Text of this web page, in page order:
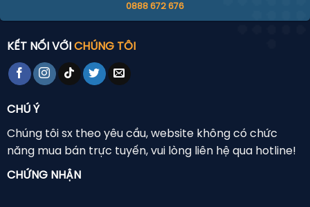
0888 672 676
KẾT NỐI VỚI CHÚNG TÔI
CHÚ Ý
Chúng tôi sx theo yêu cầu, website không có chức
năng mua bán trực tuyến, vui lòng liên hệ qua hotline!
CHỨNG NHẬN